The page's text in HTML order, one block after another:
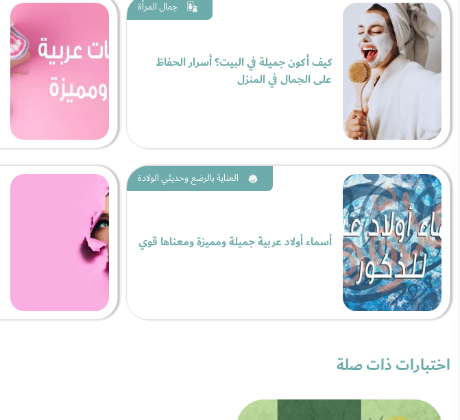
جمال المرأة
كيف أكون جميلة في البيت؟ أسرار الحفاظ
على الجمال في المنزل
العناية بالرضع وحديثي الولادة
أسماء أولاد عربية جميلة ومميزة ومعناها قوي
اختبارات ذات صلة